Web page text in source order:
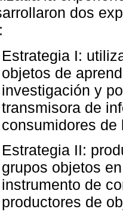
dos
Estrategia I:
objetos de
investigación y
transmisora de
consumidores de
Estrategia II:
grupos objetos
instrumento de
productores de